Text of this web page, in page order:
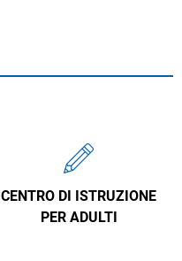
CENTRO DI ISTRUZIONE
PER ADULTI